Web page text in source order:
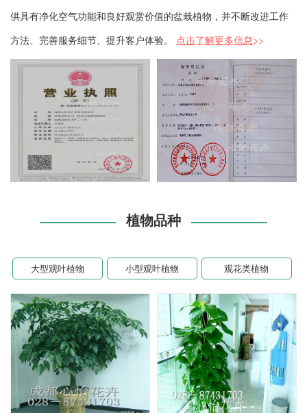
供具有净化空气功能和良好观赏价值的盆栽植物，并不断改进工作
方法、完善服务细节、提升客户体验。 点击了解更多信息>>
植物品种
大型观叶植物 小型观叶植物 观花类植物